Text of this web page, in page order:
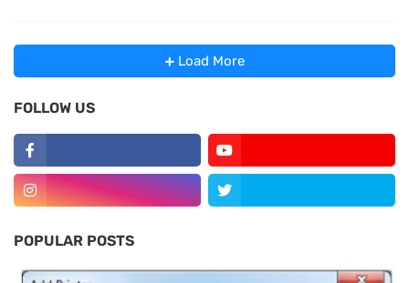
Load More
FOLLOW US
POPULAR POSTS